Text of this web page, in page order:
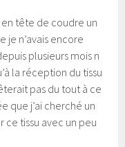
en tête de coudre un
je n’avais encore
plusieurs mois n
la réception du tissu
pas du tout à ce
que j’ai cherché un
tissu avec un peu